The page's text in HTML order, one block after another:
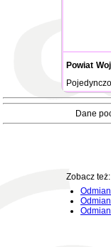
Powiat
Dane
Zobacz też: